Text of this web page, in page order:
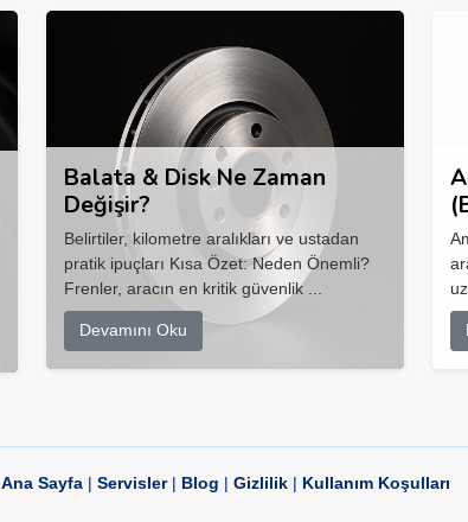
Balata & Disk Ne Zaman
Değişir?
Belirtiler, kilometre aralıkları ve ustadan
pratik ipuçları Kısa Özet: Neden Önemli?
Frenler, aracın en kritik güvenlik ...
Devamını Oku
Ana Sayfa| Servisler| Blog | Gizlilik| Kullanım Koşulları